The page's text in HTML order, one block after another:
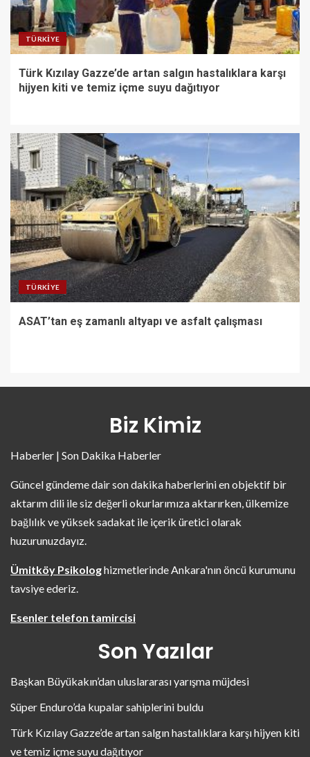
TÜRKIYE
Türk Kızılay Gazze’de artan salgın hastalıklara karşı
hijyen kiti ve temiz içme suyu dağıtıyor
TÜRKIYE
ASAT’tan eş zamanlı altyapı ve asfalt çalışması
Biz Kimiz
Haberler | Son Dakika Haberler
Güncel gündeme dair son dakika haberlerini en objektif bir
aktarım dili ile siz değerli okurlarımıza aktarırken, ülkemize
bağlılık ve yüksek sadakat ile içerik üretici olarak
huzurunuzdayız.
Ümitköy Psikologhizmetlerinde Ankara'nın öncü kurumunu
tavsiye ederiz.
Esenler telefon tamircisi
Son Yazılar
Başkan Büyükakın’dan uluslararası yarışma müjdesi
Süper Enduro’da kupalar sahiplerini buldu
Türk Kızılay Gazze’de artan salgın hastalıklara karşı hijyen kiti
ve temiz içme suyu dağıtıyor